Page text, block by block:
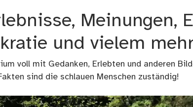
Meinungen,
und vielem
voll mit Gedanken, Erlebten und anderen
sind die schlauen Menschen zuständig!